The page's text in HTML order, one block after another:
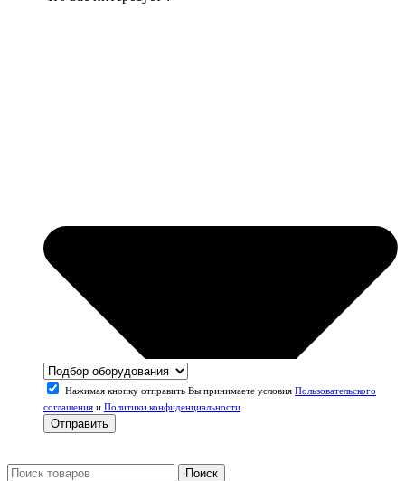
Нажимая кнопку отправить Вы принимаете условия Пользовательского
соглашения и Политики конфиденциальности
Отправить
Поиск